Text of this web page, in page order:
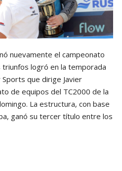
nuevamente el campeonato
logró en la temporada
que dirige Javier
de equipos del TC2000 de la
La estructura, con base
ganó su tercer título entre los